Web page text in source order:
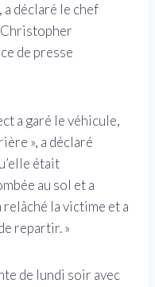
a déclaré le chef
Christopher
de presse
a garé le véhicule,
», a déclaré
était
au sol et a
relâché la victime et a
repartir. »
de lundi soir avec